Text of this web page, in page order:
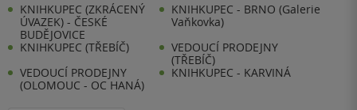
KNIHKUPEC (ZKRÁCENÝ
ÚVAZEK) - ČESKÉ
BUDĚJOVICE
KNIHKUPEC - BRNO (Galerie
Vaňkovka)
KNIHKUPEC (TŘEBÍČ)
VEDOUCÍ PRODEJNY
(TŘEBÍČ)
VEDOUCÍ PRODEJNY
(OLOMOUC - OC HANÁ)
KNIHKUPEC - KARVINÁ